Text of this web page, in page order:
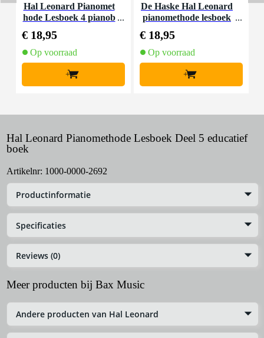
Hal Leonard Pianomet
hode Lesboek 4 pianob
€ 18,95
Op voorraad
+
De Haske Hal Leonard
pianomethode lesboek
€ 18,95
Op voorraad
+
Hal Leonard Pianomethode Lesboek Deel 5 educatief
boek
Artikelnr: 1000-0000-2692
Productinformatie
Specificaties
Reviews (0)
Meer producten bij Bax Music
Andere producten van Hal Leonard